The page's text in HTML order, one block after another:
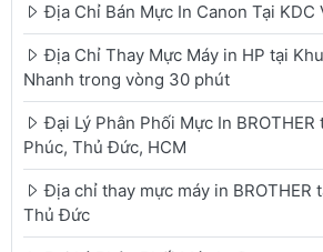
Địa Chỉ Bán Mực In Canon Tại KDC
Địa Chỉ Thay Mực Máy in HP tại
Nhanh trong vòng 30 phút
Đại Lý Phân Phối Mực In BROTHER
Phúc, Thủ Đức, HCM
Địa chỉ thay mực máy in BROTHER
Thủ Đức